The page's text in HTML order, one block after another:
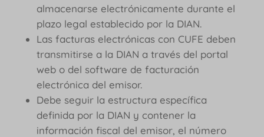
almacenarse electrónicamente durante el
plazo legal establecido por la DIAN.
Las facturas electrónicas con CUFE deben
transmitirse a la DIAN a través del portal
web o del software de facturación
electrónica del emisor.
Debe seguir la estructura específica
definida por la DIAN y contener la
información fiscal del emisor, el número